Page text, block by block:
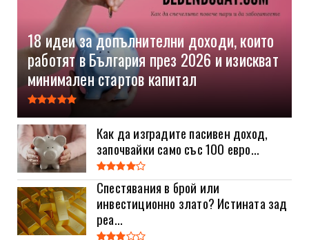
18 идеи за допълнителни доходи, които
работят в България през 2026 и изискват
минимален стартов капитал
Как да изградите пасивен доход,
започвайки само със 100 евро...
Спестявания в брой или
инвестиционно злато? Истината зад
реа...